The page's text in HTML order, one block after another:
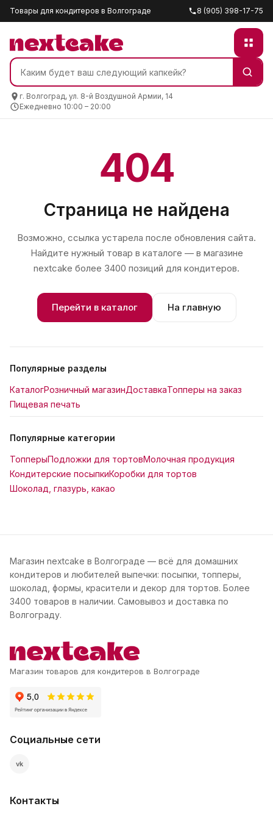
Товары для кондитеров в Волгограде 8 (905) 398-17-75
г. Волгоград, ул. 8-й Воздушной Армии, 14
Ежедневно 10:00 – 20:00
404
Страница не найдена
Возможно, ссылка устарела после обновления сайта.
Найдите нужный товар в каталоге — в магазине
nextcake более 3400 позиций для кондитеров.
Перейти в каталог На главную
Популярные разделы
КаталогРозничный магазинДоставкаТопперы на заказ
Пищевая печать
Популярные категории
ТопперыПодложки для тортовМолочная продукция
Кондитерские посыпкиКоробки для тортов
Шоколад, глазурь, какао
Магазин nextcake в Волгограде — всё для домашних
кондитеров и любителей выпечки: посыпки, топперы,
шоколад, формы, красители и декор для тортов. Более
3400 товаров в наличии. Самовывоз и доставка по
Волгограду.
Магазин товаров для кондитеров в Волгограде
Социальные сети
vk
Контакты